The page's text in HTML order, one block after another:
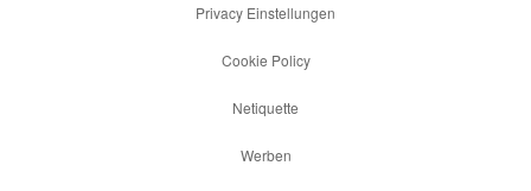
Privacy Einstellungen
Cookie Policy
Netiquette
Werben